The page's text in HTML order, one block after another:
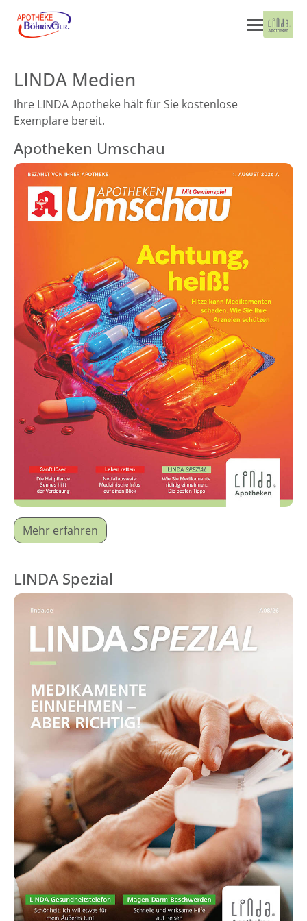
LINDA Medien
Ihre LINDA Apotheke hält für Sie kostenlose
Exemplare bereit.
Apotheken Umschau
Mehr erfahren
LINDA Spezial